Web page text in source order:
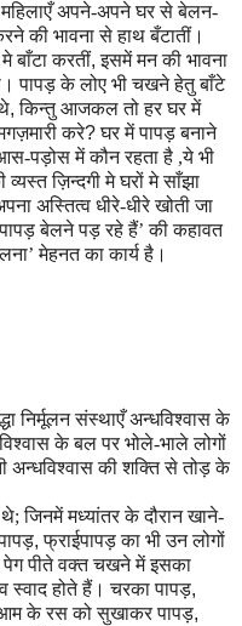
अपने-अपने घर से बेलन-
की भावना से हाथ बँटातीं।
करतीं,इसमें मन की भावना
पापड़ के लोए भी चखने हेतु बाँटे
,किन्तु आजकल तो हर घर में
करे?घर में पापड़ बनाने
पड़ोस में कौन रहता है ,ये भी
व्यस्त ज़िन्दगी मे घरों मे साँझा
अस्तित्व धीरे-धीरे खोती जा
बेलने पड़ रहे हैं’ की कहावत
मेहनत का कार्य है।
निर्मूलन संस्थाएँ अन्धविश्वास के
के बल पर भोले-भाले लोगों
अन्धविश्वास की शक्ति से तोड़ के
जिनमें मध्यांतर के दौरान खाने-
,फ्राईपापड़ का भी उन लोगों
पेग पीते वक्त चखने में इसका
होते हैं। चरका पापड़,
के रस को सुखाकर पापड़,